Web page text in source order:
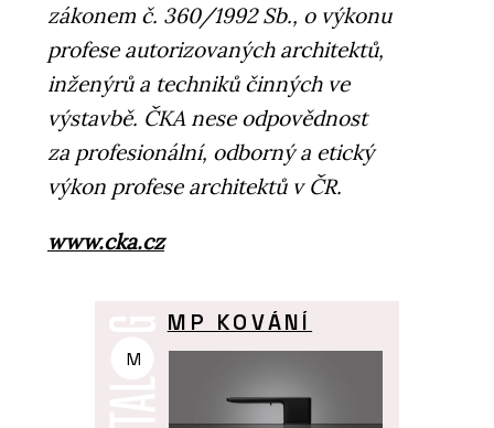
zákonem č. 360/1992 Sb., o výkonu
profese autorizovaných architektů,
inženýrů a techniků činných ve
výstavbě. ČKA nese odpovědnost
za profesionální, odborný a etický
výkon profese architektů v ČR.
www.cka.cz
M
MP KOVÁNÍ